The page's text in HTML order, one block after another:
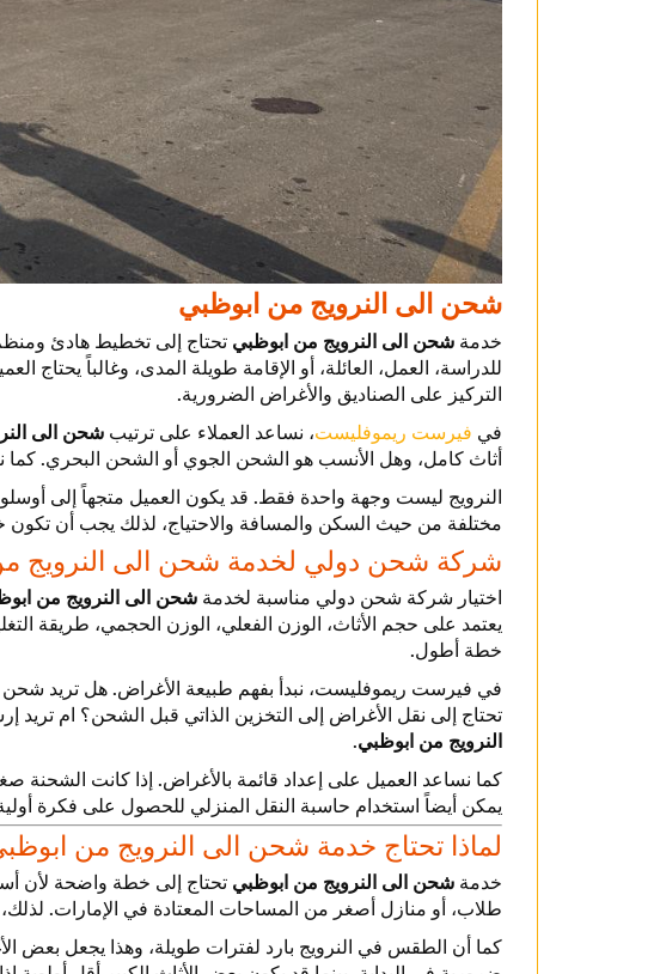
شحن الى النرويج من ابوظبي
خدمةشحن الى النرويج من ابوظبي تحتاج إلى تخطيط هادئ
للدراسة، العمل، العائلة، أو الإقامة طويلة المدى، وغالباً
التركيز على الصناديق والأغراض الضرورية.
في فيرست ريموفليست، نساعد العملاء على ترتيبشحن الى
أثاث كامل، وهل الأنسب هو الشحن الجوي أو الشحن البحري. كما
النرويج ليست وجهة واحدة فقط. قد يكون العميل متجهاً إلى
مختلفة من حيث السكن والمسافة والاحتياج، لذلك يجب أن
شركة شحن دولي لخدمة شحن الى النرويج
اختيار شركة شحن دولي مناسبة لخدمةشحن الى النرويج من
يعتمد على حجم الأثاث، الوزن الفعلي، الوزن الحجمي، طريقة
خطة أطول.
في فيرست ريموفليست، نبدأ بفهم طبيعة الأغراض. هل تريد
تحتاج إلى نقل الأغراض إلى التخزين الذاتي قبل الشحن؟ ام
النرويج من ابوظبي.
كما نساعد العميل على إعداد قائمة بالأغراض. إذا كانت الشحنة
يمكن أيضاً استخدام حاسبة النقل المنزلي للحصول على فكرة
لماذا تحتاج خدمة شحن الى النرويج من
خدمةشحن الى النرويج من ابوظبي تحتاج إلى خطة واضحة لأن
طلاب، أو منازل أصغر من المساحات المعتادة في الإمارات.
كما أن الطقس في النرويج بارد لفترات طويلة، وهذا يجعل بعض